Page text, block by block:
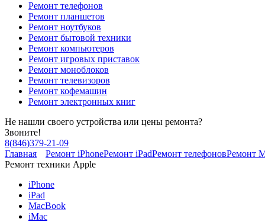
Ремонт телефонов
Ремонт планшетов
Ремонт ноутбуков
Ремонт бытовой техники
Ремонт компьютеров
Ремонт игровых приставок
Ремонт моноблоков
Ремонт телевизоров
Ремонт кофемашин
Ремонт электронных книг
Не нашли своего устройства или цены ремонта?
Звоните!
8(846)379-21-09
Главная
Ремонт iPhoneРемонт iPadРемонт телефоновРемонт
Ремонт техники Apple
iPhone
iPad
MacBook
iMac